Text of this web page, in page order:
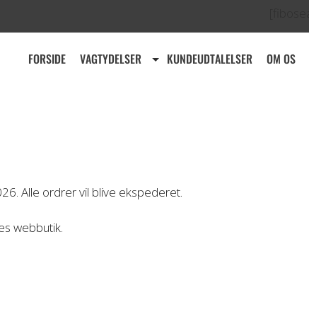
FORSIDE VAGTYDELSER KUNDEUDTALELSER OM OS
Alle ordrer vil blive ekspederet.
webbutik.